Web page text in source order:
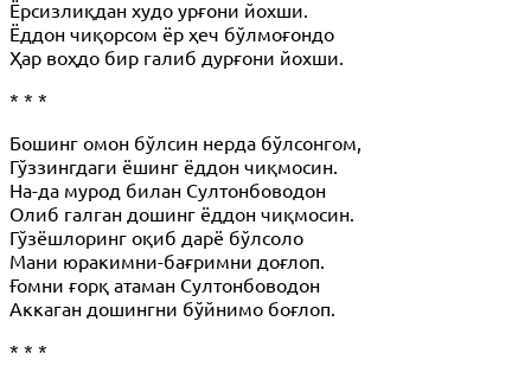
Ёрсизлиқдан худо урғони йохши.
Ёддон чиқорсом ёр ҳеч бўлмоғондо
Ҳар воҳдо бир галиб дурғони йохши.
* * *
Бошинг омон бўлсин нерда бўлсонгом,
Гўззингдаги ёшинг ёддон чиқмосин.
На-да мурод билан Султонбоводон
Олиб галган дошинг ёддон чиқмосин.
Гўзёшлоринг оқиб дарё бўлсоло
Мани юракимни-бағримни доғлоп.
Ғомни ғорқ атаман Султонбоводон
Аккаган дошингни бўйнимо боғлоп.
* * *